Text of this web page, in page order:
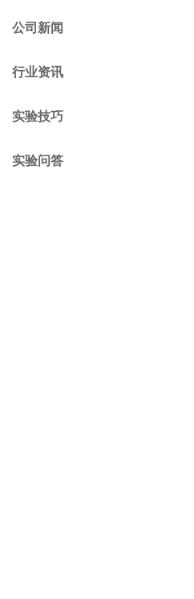
公司新闻
行业资讯
实验技巧
实验问答